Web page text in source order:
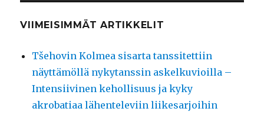
VIIMEISIMMÄT ARTIKKELIT
Tšehovin Kolmea sisarta tanssitettiin
näyttämöllä nykytanssin askelkuvioilla –
Intensiivinen kehollisuus ja kyky
akrobatiaa lähenteleviin liikesarjoihin